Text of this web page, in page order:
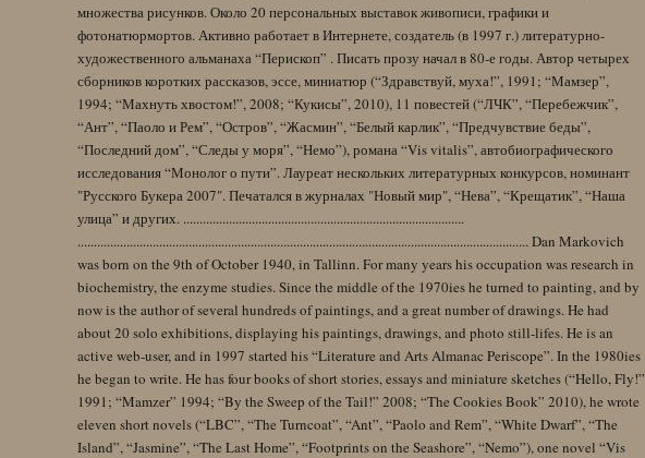
множества рисунков. Около 20 персональных выставок живописи, графики и
фотонатюрмортов. Активно работает в Интернете, создатель (в 1997 г.) литературно-
художественного альманаха “Перископ” . Писать прозу начал в 80-е годы. Автор четырех
сборников коротких рассказов, эссе, миниатюр (“Здравствуй, муха!”, 1991; “Мамзер”,
1994; “Махнуть хвостом!”, 2008; “Кукисы”, 2010), 11 повестей (“ЛЧК”, “Перебежчик”,
“Ант”, “Паоло и Рем”, “Остров”, “Жасмин”, “Белый карлик”, “Предчувствие беды”,
“Последний дом”, “Следы у моря”, “Немо”), романа “Vis vitalis”, автобиографического
исследования “Монолог о пути”. Лауреат нескольких литературных конкурсов, номинант
"Русского Букера 2007". Печатался в журналах "Новый мир", “Нева”, “Крещатик”, “Наша
улица” и других. ......................................................................................
.......................................................................................................................................... Dan Markovich
was born on the 9th of October 1940, in Tallinn. For many years his occupation was research in
biochemistry, the enzyme studies. Since the middle of the 1970ies he turned to painting, and by
now is the author of several hundreds of paintings, and a great number of drawings. He had
about 20 solo exhibitions, displaying his paintings, drawings, and photo still-lifes. He is an
active web-user, and in 1997 started his “Literature and Arts Almanac Periscope”. In the 1980ies
he began to write. He has four books of short stories, essays and miniature sketches (“Hello, Fly!”
1991; “Mamzer” 1994; “By the Sweep of the Tail!” 2008; “The Cookies Book” 2010), he wrote
eleven short novels (“LBC”, “The Turncoat”, “Ant”, “Paolo and Rem”, “White Dwarf”, “The
Island”, “Jasmine”, “The Last Home”, “Footprints on the Seashore”, “Nemo”), one novel “Vis